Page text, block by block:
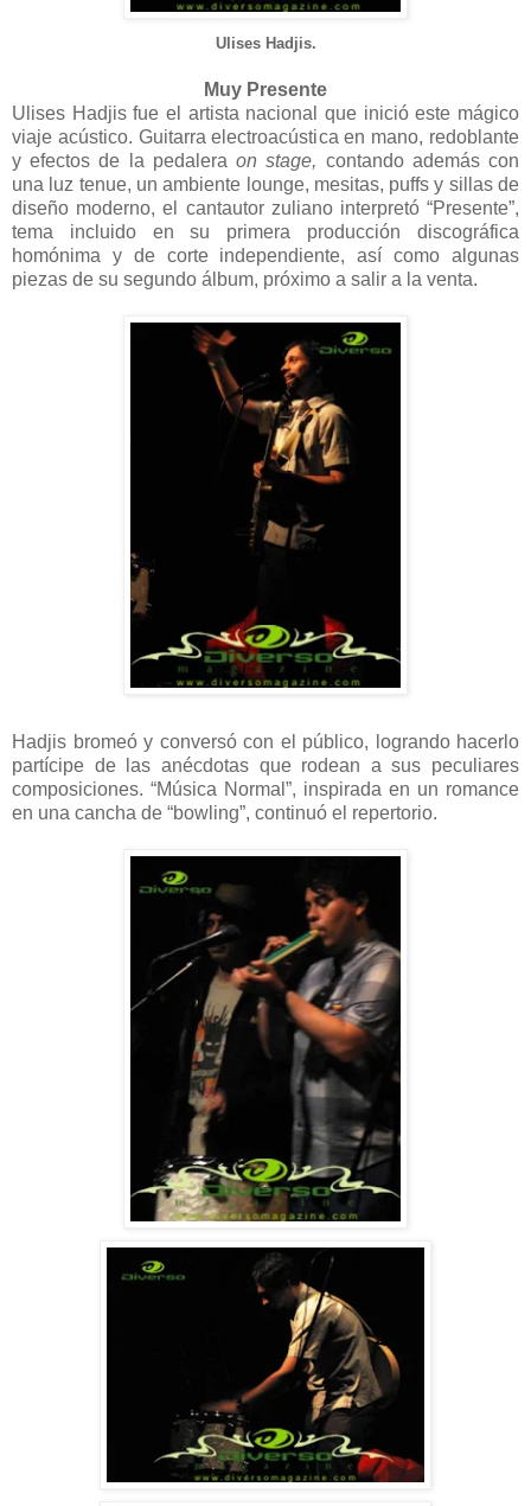
Ulises Hadjis.
Muy Presente
Ulises Hadjis fue el artista nacional que inició este mágico
viaje acústico. Guitarra electroacústica en mano, redoblante
y efectos de la pedaleraon stage, contando además con
una luz tenue, un ambiente lounge, mesitas, puffs y sillas de
diseño moderno, el cantautor zuliano interpretó “Presente”,
tema incluido en su primera producción discográfica
homónima y de corte independiente, así como algunas
piezas de su segundo álbum, próximo a salir a la venta.
Hadjis bromeó y conversó con el público, logrando hacerlo
partícipe de las anécdotas que rodean a sus peculiares
composiciones. “Música Normal”, inspirada en un romance
en una cancha de “bowling”, continuó el repertorio.